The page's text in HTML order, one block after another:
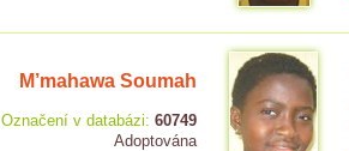
M’mahawa Soumah
Označení v databázi: 60749
Adoptována